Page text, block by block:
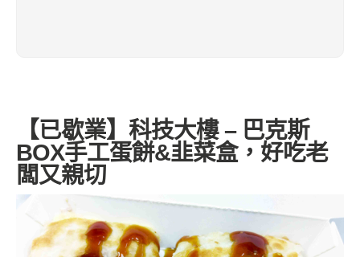
【已歇業】科技大樓 – 巴克斯
BOX手工蛋餅&韭菜盒，好吃老
闆又親切